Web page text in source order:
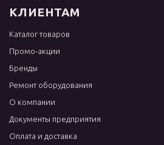
КЛИЕНТАМ
Каталог товаров
Промо-акции
Бренды
Ремонт оборудования
О компании
Документы предприятия
Оплата и доставка